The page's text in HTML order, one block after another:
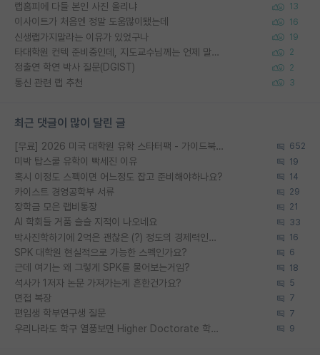
랩홈피에 다들 본인 사진 올리냐 13
이사이트가 처음엔 정말 도움많이됐는데 16
신생랩가지말라는 이유가 있었구나 19
타대학원 컨텍 준비중인데, 지도교수님께는 언제 말씀드려야 할까요? 2
정출연 학연 박사 질문(DGIST) 2
통신 관련 랩 추천 3
최근 댓글이 많이 달린 글
[무료] 2026 미국 대학원 유학 스타터팩 - 가이드북 & 합격자 컨택메일 템플릿 652
미박 탑스쿨 유학이 빡세진 이유 19
혹시 이정도 스펙이면 어느정도 잡고 준비해야하나요? 14
카이스트 경영공학부 서류 29
장학금 모은 랩비통장 21
AI 학회들 거품 슬슬 지적이 나오네요 33
박사진학하기에 2억은 괜찮은 (?) 정도의 경제력인가요 16
SPK 대학원 현실적으로 가능한 스펙인가요? 6
근데 여기는 왜 그렇게 SPK를 물어보는거임? 18
석사가 1저자 논문 가져가는게 흔한건가요? 5
면접 복장 7
편입생 학부연구생 질문 7
우리나라도 학구 열풍보면 Higher Doctorate 학위가 필요하다고 봅니다. 9